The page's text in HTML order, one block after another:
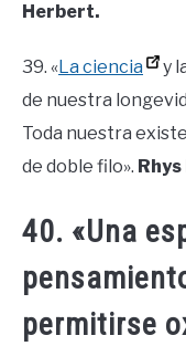
Herbert.
39. «La ciencia
y
de nuestra
Toda nuestra
de doble filo». Rhys
40. «Una
permitirse